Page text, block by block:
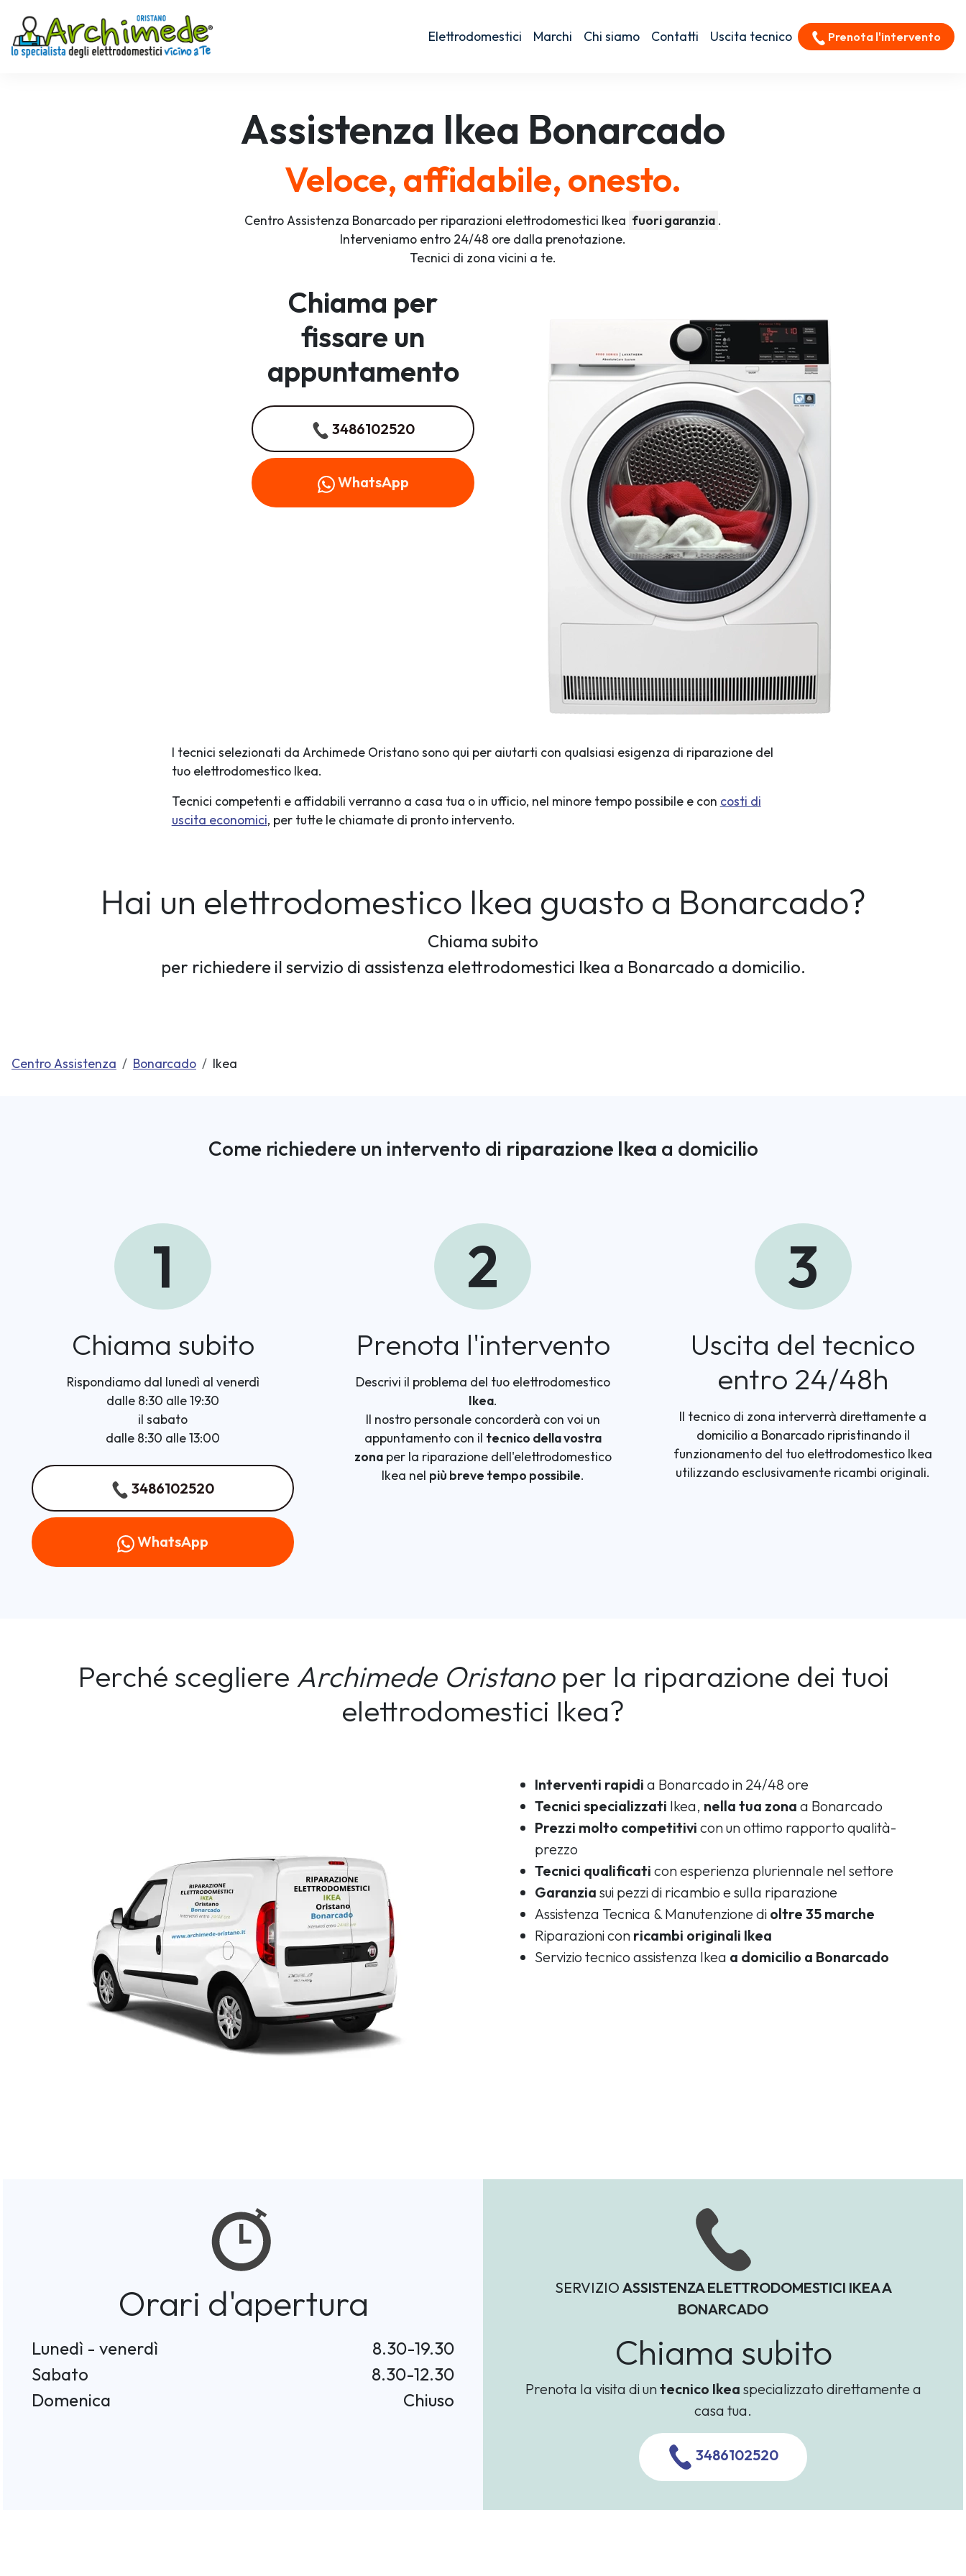
Elettrodomestici Marchi Chi siamo Contatti Uscita tecnico Prenota l'intervento
Assistenza Ikea Bonarcado
Veloce, affidabile, onesto.
Centro Assistenza Bonarcado per riparazioni elettrodomestici Ikea fuori garanzia .
Interveniamo entro 24/48 ore dalla prenotazione.
Tecnici di zona vicini a te.
Chiama per
fissare un
appuntamento
3486102520
WhatsApp
I tecnici selezionati da Archimede Oristano sono qui per aiutarti con qualsiasi esigenza di riparazione del
tuo elettrodomestico Ikea.
Tecnici competenti e affidabili verranno a casa tua o in ufficio, nel minore tempo possibile e con costi di
uscita economici, per tutte le chiamate di pronto intervento.
Hai un elettrodomestico Ikea guasto a Bonarcado?
Chiama subito
per richiedere il servizio di assistenza elettrodomestici Ikea a Bonarcado a domicilio.
Centro Assistenza Bonarcado Ikea
Come richiedere un intervento di riparazione Ikea a domicilio
1
Chiama subito
Rispondiamo dal lunedì al venerdì
dalle 8:30 alle 19:30
il sabato
dalle 8:30 alle 13:00
3486102520
WhatsApp
2
Prenota l'intervento
Descrivi il problema del tuo elettrodomestico
Ikea.
Il nostro personale concorderà con voi un
appuntamento con il tecnico della vostra
zonaper la riparazione dell'elettrodomestico
Ikea nel più breve tempo possibile.
3
Uscita del tecnico
entro 24/48h
Il tecnico di zona interverrà direttamente a
domicilio a Bonarcado ripristinando il
funzionamento del tuo elettrodomestico Ikea
utilizzando esclusivamente ricambi originali.
Perché scegliere Archimede Oristanoper la riparazione dei tuoi
elettrodomestici Ikea?
Interventi rapidi a Bonarcado in 24/48 ore
Tecnici specializzati Ikea, nella tua zona a Bonarcado
Prezzi molto competitivi con un ottimo rapporto qualità-
prezzo
Tecnici qualificati con esperienza pluriennale nel settore
Garanzia sui pezzi di ricambio e sulla riparazione
Assistenza Tecnica & Manutenzione di oltre 35 marche
Riparazioni con ricambi originali Ikea
Servizio tecnico assistenza Ikea a domicilio a Bonarcado
Orari d'apertura
Lunedì - venerdì
8.30-19.30
Sabato
8.30-12.30
Domenica
Chiuso
SERVIZIO ASSISTENZA ELETTRODOMESTICI IKEA A
BONARCADO
Chiama subito
Prenota la visita di untecnico Ikea specializzato direttamente a
casa tua.
3486102520